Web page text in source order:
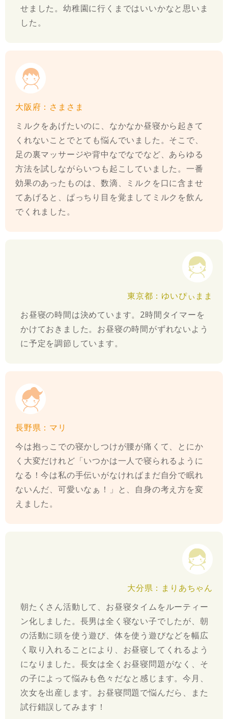
せました。幼稚園に行くまではいいかなと思いま
した。
大阪府：さまさま
ミルクをあげたいのに、なかなか昼寝から起きて
くれないことでとても悩んでいました。そこで、
足の裏マッサージや背中なでなでなど、あらゆる
方法を試しながらいつも起こしていました。一番
効果のあったものは、数滴、ミルクを口に含ませ
てあげると、ぱっちり目を覚ましてミルクを飲ん
でくれました。
東京都：ゆいぴぃまま
お昼寝の時間は決めています。2時間タイマーを
かけておきました。お昼寝の時間がずれないよう
に予定を調節しています。
長野県：マリ
今は抱っこでの寝かしつけが腰が痛くて、とにか
く大変だけれど「いつかは一人で寝られるように
なる！今は私の手伝いがなければまだ自分で眠れ
ないんだ、可愛いなぁ！」と、自身の考え方を変
えました。
大分県：まりあちゃん
朝たくさん活動して、お昼寝タイムをルーティー
ン化しました。長男は全く寝ない子でしたが、朝
の活動に頭を使う遊び、体を使う遊びなどを幅広
く取り入れることにより、お昼寝してくれるよう
になりました。長女は全くお昼寝問題がなく、そ
の子によって悩みも色々だなと感じます。今月、
次女を出産します。お昼寝問題で悩んだら、また
試行錯誤してみます！